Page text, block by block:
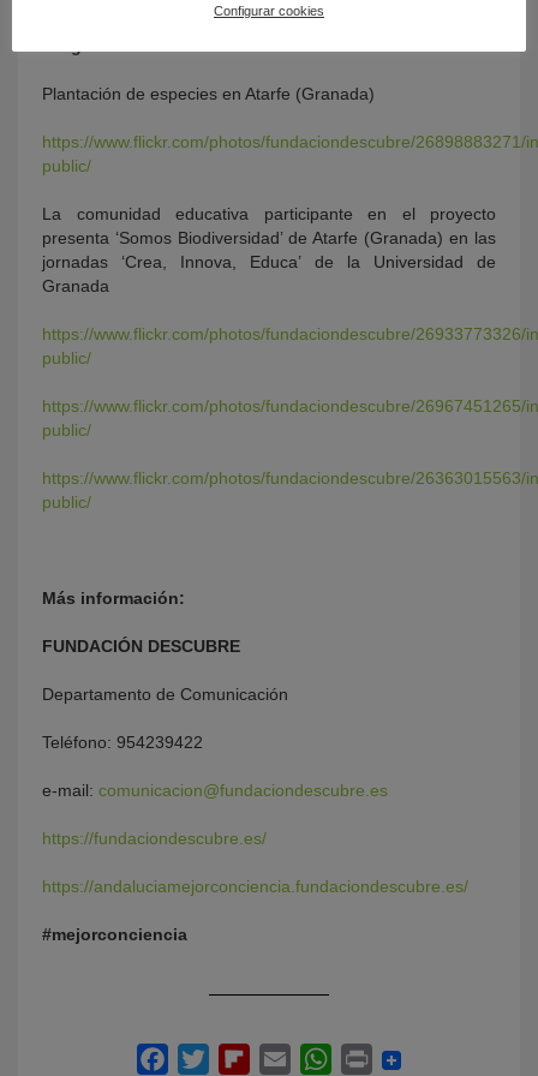
Plantación de especies en Atarfe (Granada)
https://www.flickr.com/photos/fundaciondescubre/26898883271/
public/
La comunidad educativa participante en el proyecto
presenta ‘Somos Biodiversidad’ de Atarfe (Granada) en las
jornadas ‘Crea, Innova, Educa’ de la Universidad de
Granada
https://www.flickr.com/photos/fundaciondescubre/26933773326/
public/
https://www.flickr.com/photos/fundaciondescubre/26967451265/
public/
https://www.flickr.com/photos/fundaciondescubre/26363015563/
public/
Más información:
FUNDACIÓN DESCUBRE
Departamento de Comunicación
Teléfono: 954239422
e-mail: comunicacion@fundaciondescubre.es
https://fundaciondescubre.es/
https://andaluciamejorconciencia.fundaciondescubre.es/
#mejorconciencia
Configurar cookies